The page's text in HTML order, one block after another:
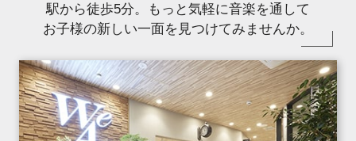
駅から徒歩5分。もっと気軽に音楽を通して
お子様の新しい一面を見つけてみませんか。